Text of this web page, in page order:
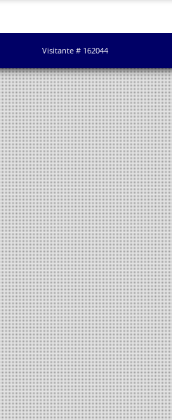
Visitante # 162044